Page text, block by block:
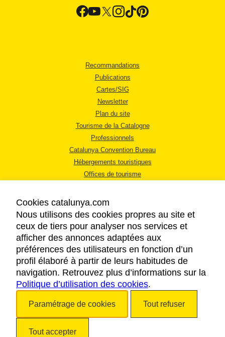
Recommandations
Publications
Cartes/SIG
Newsletter
Plan du site
Tourisme de la Catalogne
Professionnels
Catalunya Convention Bureau
Hébergements touristiques
Offices de tourisme
MENTIONS LÉGALES
RÈGLES DE CONFIDENTIALITÉ
COOKIES
ACCESSIBILITÉ
Cookies catalunya.com
Nous utilisons des cookies propres au site et
ceux de tiers pour analyser nos services et
afficher des annonces adaptées aux
préférences des utilisateurs en fonction d’un
profil élaboré à partir de leurs habitudes de
navigation. Retrouvez plus d’informations sur la
Politique d’utilisation des cookies.
Paramétrage de cookies Tout refuser
Tout accepter